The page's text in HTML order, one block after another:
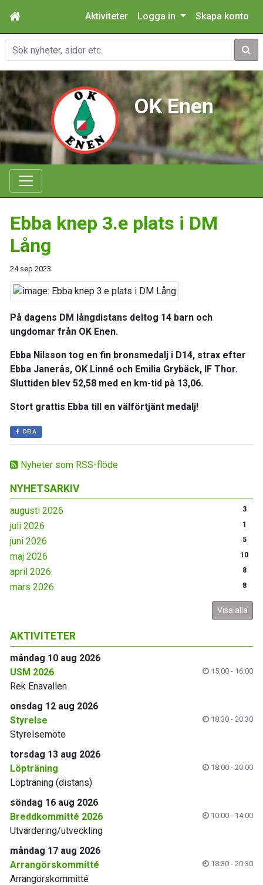
Aktiviteter Logga in Skapa konto
Sök
OK Enen
Nyheter som RSS-flöde
NYHETSARKIV
augusti 2026 3
juli 2026 1
juni 2026 5
maj 2026 10
april 2026 8
mars 2026 8
Visa alla
AKTIVITETER
måndag 10 aug 2026
USM 2026
15:00 - 16:00
Rek Enavallen
onsdag 12 aug 2026
Styrelse
18:30 - 20:30
Styrelsemöte
torsdag 13 aug 2026
Löpträning
18:00 - 20:00
Löpträning (distans)
söndag 16 aug 2026
Breddkommitté 2026
10:00 - 14:00
Utvärdering/utveckling
måndag 17 aug 2026
Arrangörskommitté
18:30 - 20:30
Arrangörskommitté
Ebba knep 3.e plats i DM
Lång
24 sep 2023
På dagens DM långdistans deltog 14 barn och
ungdomar från OK Enen.
Ebba Nilsson tog en fin bronsmedalj i D14, strax efter
Ebba Janerås, OK Linné och Emilia Grybäck, IF Thor.
Sluttiden blev 52,58 med en km-tid på 13,06.
Stort grattis Ebba till en välförtjänt medalj!
DELA